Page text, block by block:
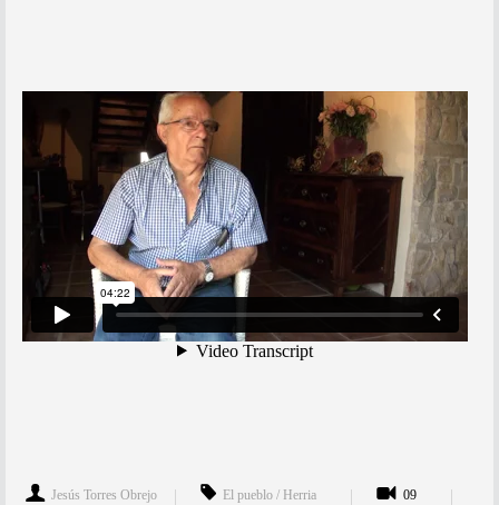
Jesús Torres Obrejo El pueblo / Herria
09